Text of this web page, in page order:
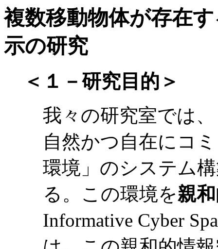
複数移動物体が存在
示の研究
＜１－研究目的＞
我々の研究室では
自然かつ自在にコ
環境」のシステム
る。この環境を親
Informative Cyber